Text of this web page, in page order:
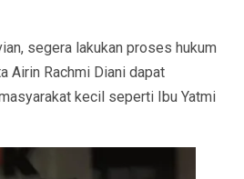
segera lakukan proses hukum
Airin Rachmi Diani dapat
kecil seperti Ibu Yatmi